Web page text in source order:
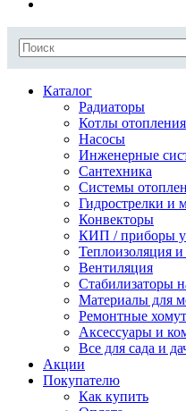
Каталог
Радиаторы
Котлы отопления
Насосы
Инженерные
Сантехника
Системы
Гидрострелки и
Конвекторы
КИП / приборы
Теплоизоляция
Вентиляция
Стабилизаторы
Материалы для
Ремонтные
Аксессуары и
Все для сада и
Акции
Покупателю
Как купить